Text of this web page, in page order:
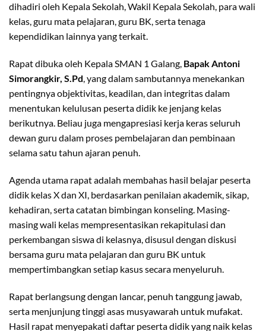
dihadiri oleh Kepala Sekolah, Wakil Kepala Sekolah, para wali
kelas, guru mata pelajaran, guru BK, serta tenaga
kependidikan lainnya yang terkait.
Rapat dibuka oleh Kepala SMAN 1 Galang, Bapak Antoni
Simorangkir, S.Pd, yang dalam sambutannya menekankan
pentingnya objektivitas, keadilan, dan integritas dalam
menentukan kelulusan peserta didik ke jenjang kelas
berikutnya. Beliau juga mengapresiasi kerja keras seluruh
dewan guru dalam proses pembelajaran dan pembinaan
selama satu tahun ajaran penuh.
Agenda utama rapat adalah membahas hasil belajar peserta
didik kelas X dan XI, berdasarkan penilaian akademik, sikap,
kehadiran, serta catatan bimbingan konseling. Masing-
masing wali kelas mempresentasikan rekapitulasi dan
perkembangan siswa di kelasnya, disusul dengan diskusi
bersama guru mata pelajaran dan guru BK untuk
mempertimbangkan setiap kasus secara menyeluruh.
Rapat berlangsung dengan lancar, penuh tanggung jawab,
serta menjunjung tinggi asas musyawarah untuk mufakat.
Hasil rapat menyepakati daftar peserta didik yang naik kelas